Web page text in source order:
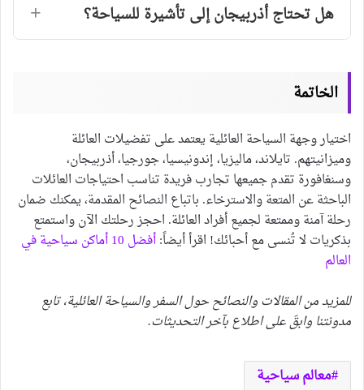
هل تحتاج أذربيجان إلى تأشيرة للسياحة؟
الخاتمة
اختيار وجهة السياحة العائلية يعتمد على تفضيلات العائلة
وميزانيتهم. تايلاند، ماليزيا، إندونيسيا، جورجيا، أذربيجان،
وسنغافورة تقدم جميعها تجارب فريدة تناسب احتياجات العائلات
الباحثة عن المتعة والاسترخاء. باتباع النصائح المقدمة، يمكنك ضمان
رحلة آمنة وممتعة لجميع أفراد العائلة. احجز رحلتك الآن واستمتع
بذكريات لا تُنسى مع أحبائك! اقرأ أيضاً:
أفضل 10 أماكن سياحية في
العالم
للمزيد من المقالات والنصائح حول السفر والسياحة العائلية، تابع
مدونتنا وابقَ على اطلاع بآخر التحديثات.
معالم سياحية